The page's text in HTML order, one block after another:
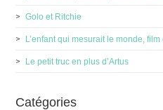
Golo et Ritchie
L’enfant qui mesurait le monde, film
Le petit truc en plus d’Artus
Catégories